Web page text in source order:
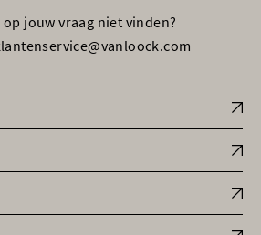
jouw vraag niet vinden?